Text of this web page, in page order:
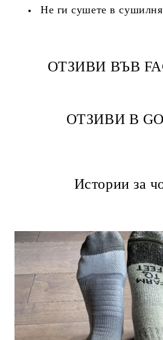
Не ги сушете в
ОТЗИВИ ВЪВ
ОТЗИВИ В
Истории за